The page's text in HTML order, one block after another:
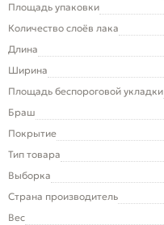
Площадь упаковки
Количество слоёв лака
Длина
Ширина
Площадь беспороговой укладки
Браш
Покрытие
Тип товара
Выборка
Страна производитель
Вес